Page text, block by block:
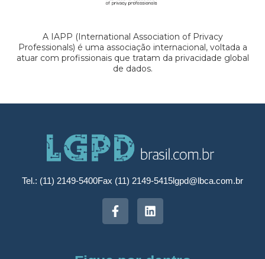
A IAPP (International Association of Privacy
Professionals) é uma associação internacional, voltada a
atuar com profissionais que tratam da privacidade global
de dados.
Tel.: (11) 2149-5400Fax (11) 2149-5415lgpd@lbca.com.br